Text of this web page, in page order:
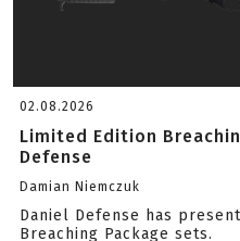
02.08.2026
Limited Edition
Defense
Damian Niemczuk
Daniel Defense has
Breaching Package sets.